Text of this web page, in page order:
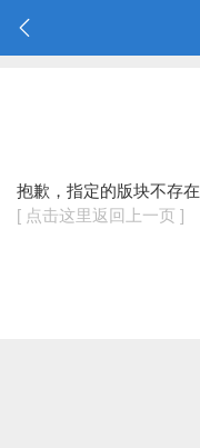
抱歉，指定的版块不存在
[ 点击这里返回上一页 ]